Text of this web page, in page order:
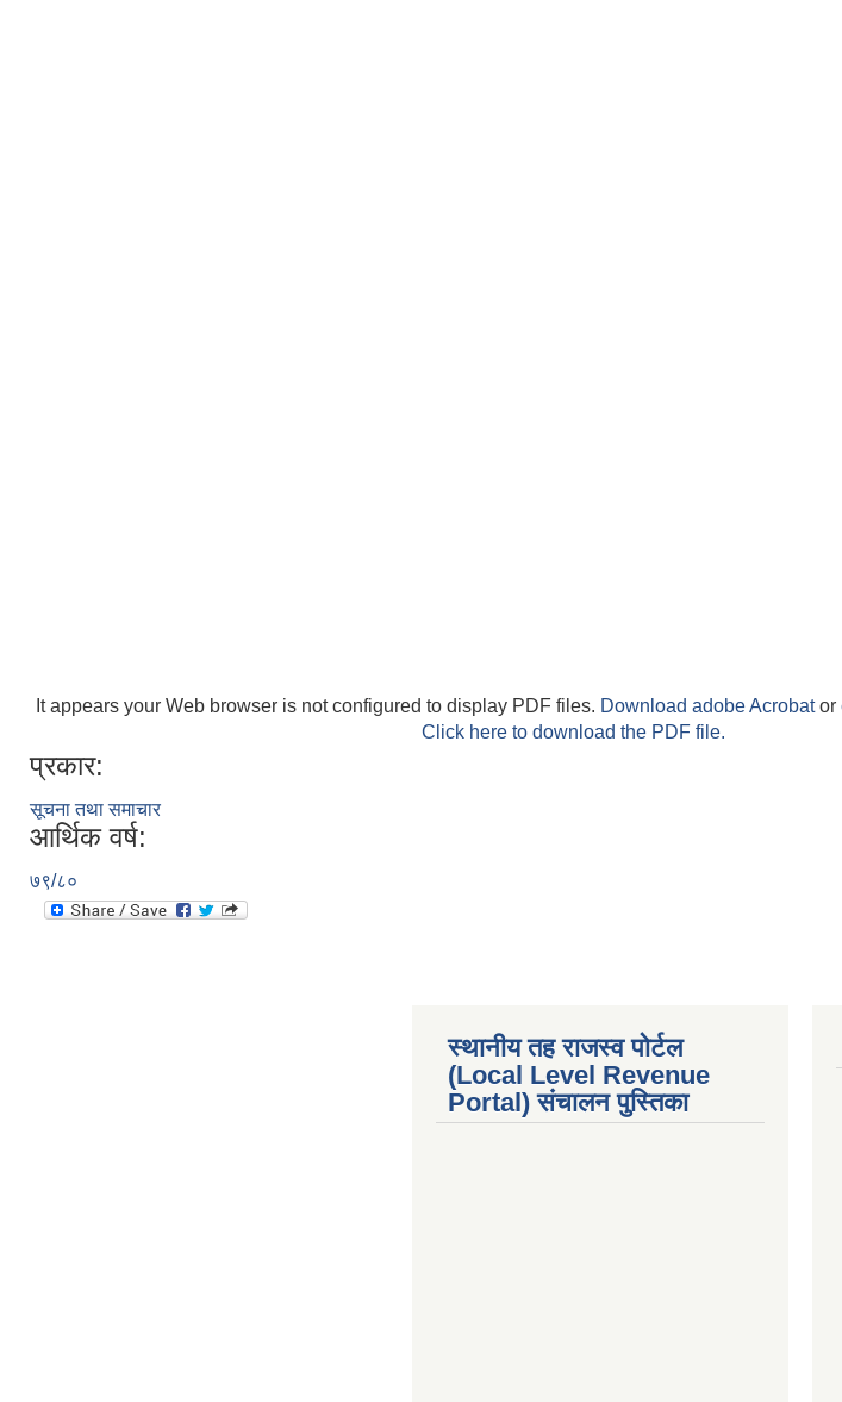
It appears your Web browser is not configured to display PDF files. Download adobe Acrobator
Click here to download the PDF file.
प्रकार:
सूचना तथा समाचार
आर्थिक वर्ष:
७९/८०
स्थानीय तह राजस्व पोर्टल
(Local Level Revenue
Portal) संचालन पुस्तिका